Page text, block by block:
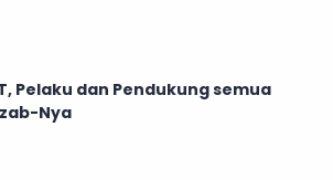
Pelaku dan Pendukung semua
Nya